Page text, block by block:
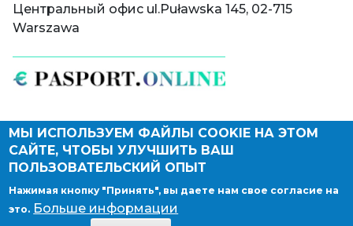
© Паспорт Онлайн 2019—2026
Политика конфиденциальности
Оферта и конфиденциальность:РФ
Правовые документы
Депонирование логотипа компании
Центральный офис ul.Puławska 145, 02-715
Warszawa
МЫ ИСПОЛЬЗУЕМ ФАЙЛЫ COOKIE НА ЭТОМ
САЙТЕ, ЧТОБЫ УЛУЧШИТЬ ВАШ
ПОЛЬЗОВАТЕЛЬСКИЙ ОПЫТ
Нажимая кнопку "Принять", вы даете нам свое согласие на
это. Больше информации